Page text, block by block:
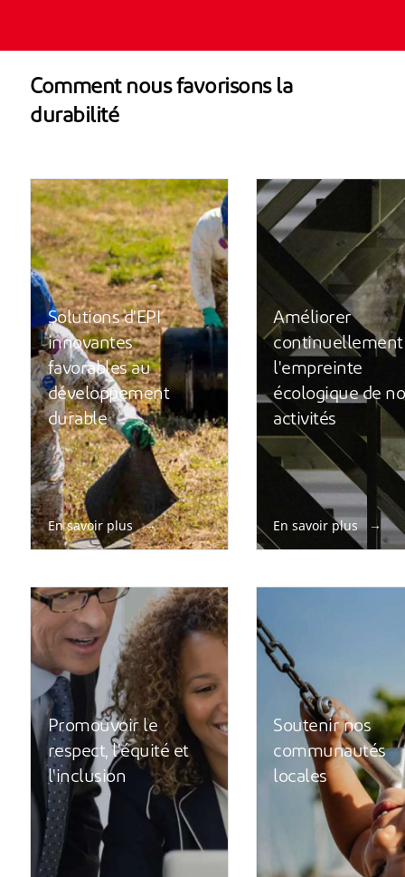
Comment nous favorisons la
durabilité
Solutions d'EPI
innovantes
favorables au
développement
durable
En savoir plus
Améliorer
continuellement
l'empreinte
écologique de
activités
En savoir plus
Promouvoir le
respect, l'équité et
l'inclusion
Soutenir nos
communautés
locales